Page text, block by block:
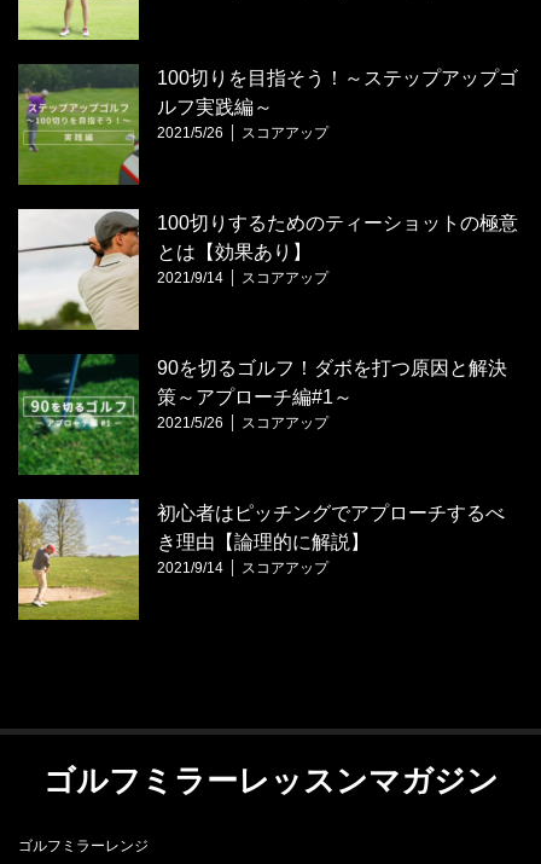
100切りを目指そう！～ステップアップゴ
ルフ実践編～
2021/5/26 スコアアップ
100切りするためのティーショットの極意
とは【効果あり】
2021/9/14 スコアアップ
90を切るゴルフ！ダボを打つ原因と解決
策～アプローチ編#1～
2021/5/26 スコアアップ
初心者はピッチングでアプローチするべ
き理由【論理的に解説】
2021/9/14 スコアアップ
ゴルフミラーレッスンマガジン
ゴルフミラーレンジ